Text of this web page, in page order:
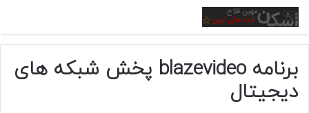
منو
برنامه blazevideo پخش شبکه های
دیجیتال